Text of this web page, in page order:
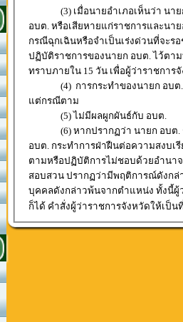
(3) เมื่อนายอำเภอเห็นว่า นายก
อบต. หรือเสียหายแก่ราชการและน
กรณีฉุกเฉินหรือจำเป็นเร่งด่วนที่จะร
ปฏิบัติราชการของนายก อบต. ไว้ตา
ทราบภายใน 15 วัน เพื่อผู้ว่าราชกา
(4) การกระทำของนายก อบต. ที่
แต่กรณีตาม
(5) ไม่มีผลผูกผันธ์กับ อบต.
(6) หากปรากฏว่า นายก อบต. รอ
อบต. กระทำการฝ่าฝืนต่อความสงบ
ตามหรือปฏิบัติการไม่ชอบด้วยอำนา
สอบสวน ปรากฏว่ามีพฤติการณ์ดังกล่
บุคคลดังกล่าวพ้นจากตำแหน่ง ทั้งนี้ผู้
ก็ได้ คำสั่งผู้ว่าราชการจังหวัดให้เป็